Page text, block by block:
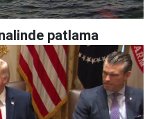
patlama